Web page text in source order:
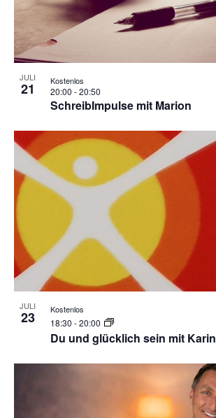
JULI
21
SchreibImpulse mit Marion
20:00 -20:50
Kostenlos
JULI
23
Du und glücklich sein mit Karin
18:30 -20:00
Kostenlos